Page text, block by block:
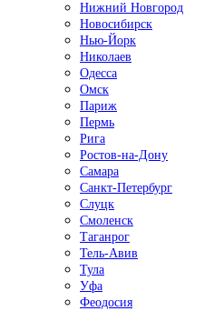
Нижний Новгород
Новосибирск
Нью-Йорк
Николаев
Одесса
Омск
Париж
Пермь
Рига
Ростов-на-Дону
Самара
Санкт-Петербург
Слуцк
Смоленск
Таганрог
Тель-Авив
Тула
Уфа
Феодосия